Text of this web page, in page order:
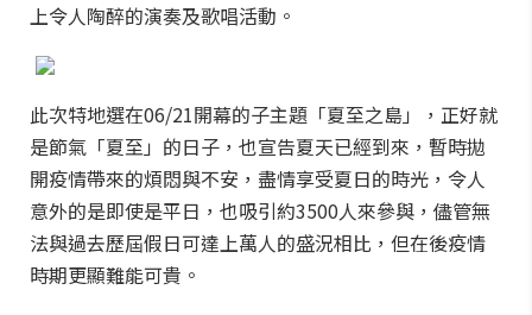
上令人陶醉的演奏及歌唱活動。
此次特地選在06/21開幕的子主題「夏至之島」，正好就
是節氣「夏至」的日子，也宣告夏天已經到來，暫時拋
開疫情帶來的煩悶與不安，盡情享受夏日的時光，令人
意外的是即使是平日，也吸引約3500人來參與，儘管無
法與過去歷屆假日可達上萬人的盛況相比，但在後疫情
時期更顯難能可貴。